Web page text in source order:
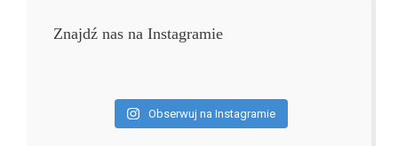
Znajdź nas na Instagramie
Obserwuj na Instagramie